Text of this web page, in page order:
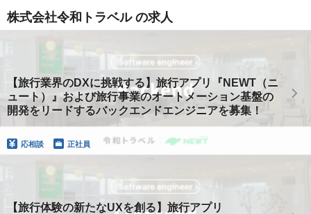
株式会社令和トラベル の求人
【旅行業界のDXに挑戦する】旅行アプリ『NEWT（ニ
ュート）』および旅行事業のオートメーション基盤の
開発をリードするバックエンドエンジニアを募集！
応相談 正社員
【旅行体験の新たなUXを創る】旅行アプリ